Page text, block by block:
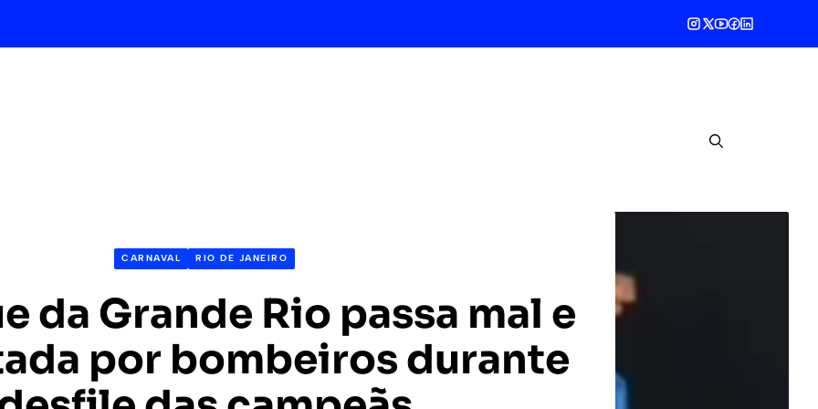
CARNAVAL RIO DE JANEIRO
da Grande Rio passa mal e
por bombeiros durante